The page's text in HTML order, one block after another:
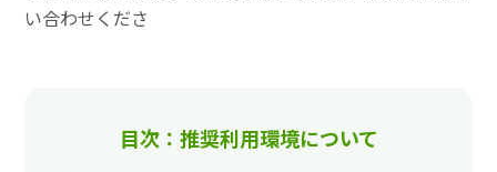
い合わせくださ
目次：推奨利用環境について